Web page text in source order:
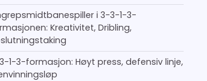
i 3-3-1-3-
Kreativitet, Dribling,
1-3-formasjon: Høyt press, defensiv linje,